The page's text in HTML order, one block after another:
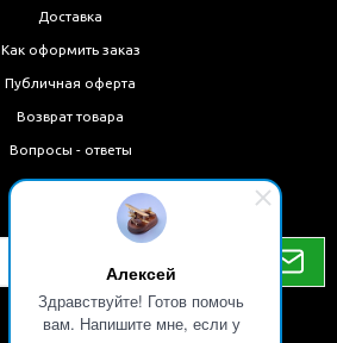
Алексей
Здравствуйте! Готов помочь
вам. Напишите мне, если у
Доставка
Как оформить заказ
Публичная оферта
Возврат товара
Вопросы - ответы